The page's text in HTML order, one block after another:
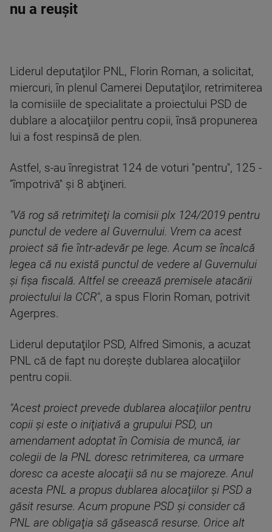
nu a reușit
Liderul deputaţilor PNL, Florin Roman, a solicitat,
miercuri, în plenul Camerei Deputaţilor, retrimiterea
la comisiile de specialitate a proiectului PSD de
dublare a alocaţiilor pentru copii, însă propunerea
lui a fost respinsă de plen.
Astfel, s-au înregistrat 124 de voturi ''pentru'', 125 -
''împotrivă'' şi 8 abţineri.
"Vă rog să retrimiteţi la comisii plx 124/2019 pentru
punctul de vedere al Guvernului. Vrem ca acest
proiect să fie într-adevăr pe lege. Acum se încalcă
legea că nu există punctul de vedere al Guvernului
şi fişa fiscală. Altfel se creează premisele atacării
proiectului la CCR", a spus Florin Roman, potrivit
Agerpres.
Liderul deputaţilor PSD, Alfred Simonis, a acuzat
PNL că de fapt nu doreşte dublarea alocaţiilor
pentru copii.
"Acest proiect prevede dublarea alocaţiilor pentru
copii şi este o iniţiativă a grupului PSD, un
amendament adoptat în Comisia de muncă, iar
colegii de la PNL doresc retrimiterea, ca urmare
doresc ca aceste alocaţii să nu se majoreze. Anul
acesta PNL a propus dublarea alocaţiilor şi PSD a
găsit resurse. Acum propune PSD şi consider că
PNL are obligaţia să găsească resurse. Orice alt